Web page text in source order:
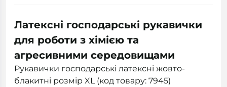
Латексні господарські рукавички
для роботи з хімією та
агресивними середовищами
Рукавички господарські латексні жовто-
блакитні розмір XL (код товару: 7945)